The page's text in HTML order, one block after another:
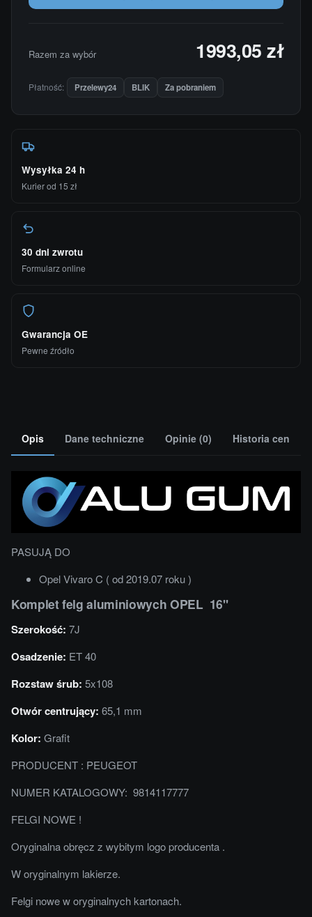
Razem za wybór 1993,05 zł
Płatność: Przelewy24 BLIK Za pobraniem
Wysyłka 24 h
Kurier od 15 zł
30 dni zwrotu
Formularz online
Gwarancja OE
Pewne źródło
Opis Dane techniczne Opinie (0) Historia cen
PASUJĄ DO
Opel Vivaro C ( od 2019.07 roku )
Komplet felg aluminiowych OPEL 16''
Szerokość: 7J
Osadzenie: ET 40
Rozstaw śrub: 5x108
Otwór centrujący: 65,1 mm
Kolor: Grafit
PRODUCENT : PEUGEOT
NUMER KATALOGOWY: 9814117777
FELGI NOWE !
Oryginalna obręcz z wybitym logo producenta .
W oryginalnym lakierze.
Felgi nowe w oryginalnych kartonach.